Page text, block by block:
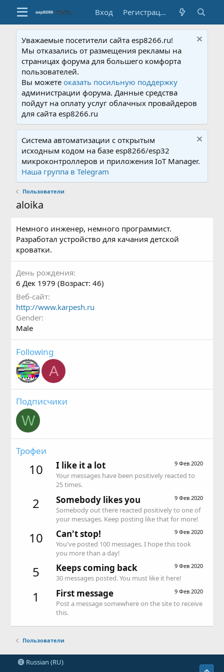
Вход Регистрация
Уважаемые посетители сайта esp8266.ru!
Мы отказались от размещения рекламы на
страницах форума для большего комфорта
пользователей.
Вы можетеоказать посильную поддержку
администрации форума. Данные средства
пойдут на оплату услуг облачных провайдеров
для сайта esp8266.ru
Система автоматизации с открытым
исходным кодом на базе esp8266/esp32
микроконтроллеров и приложения IoT Manager.
Наша группа в Telegram
Пользователи
aloika
Немного инженер, немного программист.
Разработал устройство для качания детской
кроватки.
День рождения
6 Дек 1979 (Возраст: 46)
Веб-сайт
http://www.karpesh.ru
Gender
Male
Following
A
Подписчики
W
Трофеи
10 9 Фев 2020
I like it a lot
Your messages have been positively reacted to
25 times.
2 9 Фев 2020
Somebody likes you
Somebody out there reacted positively to one of
your messages. Keep posting like that for more!
10 9 Фев 2020
Can't stop!
You've posted 100 messages. I hope this took
you more than a day!
5 9 Фев 2020
Keeps coming back
30 messages posted. You must like it here!
1 9 Фев 2020
First message
Post a message somewhere on the site to receive
this.
Пользователи
Russian (RU)